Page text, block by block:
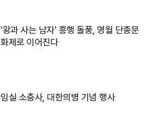
'왕과 사는 남자' 흥행 돌풍, 영월 단종문
화제로 이어진다
임실 소충사, 대한의병 기념 행사